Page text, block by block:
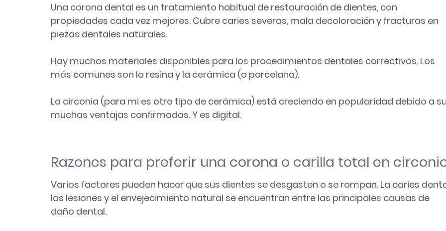
Una corona dental es un tratamiento habitual de restauración de dientes, con
propiedades cada vez mejores. Cubre caries severas, mala decoloración y fracturas en
piezas dentales naturales.
Hay muchos materiales disponibles para los procedimientos dentales correctivos. Los
más comunes son la resina y la cerámica (o porcelana).
La circonia (para mi es otro tipo de cerámica) está creciendo en popularidad debido a
muchas ventajas confirmadas. Y es digital.
Razones para preferir una corona o carilla total en
Varios factores pueden hacer que sus dientes se desgasten o se rompan. La caries
las lesiones y el envejecimiento natural se encuentran entre las principales causas de
daño dental.